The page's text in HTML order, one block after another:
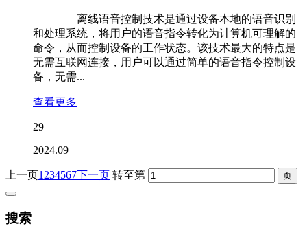
离线语音控制技术是通过设备本地的语音识别
和处理系统，将用户的语音指令转化为计算机可理解的
命令，从而控制设备的工作状态。该技术最大的特点是
无需互联网连接，用户可以通过简单的语音指令控制设
备，无需...
查看更多
29
2024.09
上一页1 234567下一页 转至第
搜索